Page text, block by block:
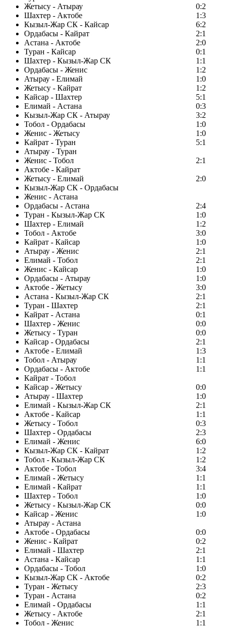
Жетысу - Атырау
0:2
Шахтер - Актобе
1:3
Кызыл-Жар СК - Кайсар
6:2
Ордабасы - Кайрат
2:1
Астана - Актобе
2:0
Туран - Кайсар
0:1
Шахтер - Кызыл-Жар СК
1:1
Ордабасы - Женис
1:2
Атырау - Елимай
1:0
Жетысу - Кайрат
1:2
Кайсар - Шахтер
5:1
Елимай - Астана
0:3
Кызыл-Жар СК - Атырау
3:2
Тобол - Ордабасы
1:0
Женис - Жетысу
1:0
Кайрат - Туран
5:1
Атырау - Туран
Женис - Тобол
2:1
Актобе - Кайрат
Жетысу - Елимай
2:0
Кызыл-Жар СК - Ордабасы
Женис - Астана
Ордабасы - Астана
2:4
Туран - Кызыл-Жар СК
1:0
Шахтер - Елимай
1:2
Тобол - Актобе
3:0
Кайрат - Кайсар
1:0
Атырау - Женис
2:1
Елимай - Тобол
2:1
Женис - Кайсар
1:0
Ордабасы - Атырау
1:0
Актобе - Жетысу
3:0
Астана - Кызыл-Жар СК
2:1
Туран - Шахтер
2:1
Кайрат - Астана
0:1
Шахтер - Женис
0:0
Жетысу - Туран
0:0
Кайсар - Ордабасы
2:1
Актобе - Елимай
1:3
Тобол - Атырау
1:1
Ордабасы - Актобе
1:1
Кайрат - Тобол
Кайсар - Жетысу
0:0
Атырау - Шахтер
1:0
Елимай - Кызыл-Жар СК
2:1
Актобе - Кайсар
1:1
Жетысу - Тобол
0:3
Шахтер - Ордабасы
2:3
Елимай - Женис
6:0
Кызыл-Жар СК - Кайрат
1:2
Тобол - Кызыл-Жар СК
1:2
Актобе - Тобол
3:4
Елимай - Жетысу
1:1
Елимай - Кайрат
1:1
Шахтер - Тобол
1:0
Жетысу - Кызыл-Жар СК
0:0
Кайсар - Женис
1:0
Атырау - Астана
Актобе - Ордабасы
0:0
Женис - Кайрат
0:2
Елимай - Шахтер
2:1
Астана - Кайсар
1:1
Ордабасы - Тобол
1:0
Кызыл-Жар СК - Актобе
0:2
Туран - Жетысу
2:3
Туран - Астана
0:2
Елимай - Ордабасы
1:1
Жетысу - Актобе
2:1
Тобол - Женис
1:1